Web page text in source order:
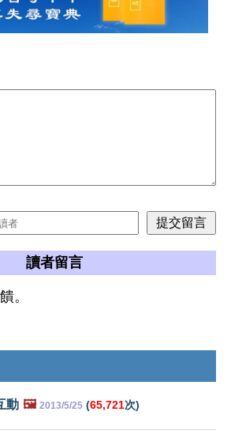
讀者留言
。
動 🖼️ 2013/5/25 (65,721次)